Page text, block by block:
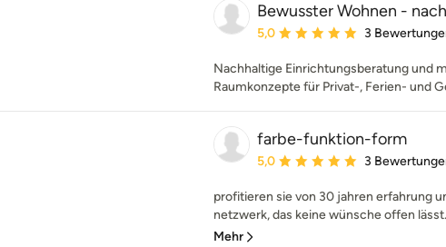
Bewusster Wohnen -
Durchschnittliche Bewertung: 5
5,0 3
Nachhaltige Einrichtungsberatung und
Raumkonzepte für Privat-, Ferien- und
farbe-funktion-form
Durchschnittliche Bewertung: 5
5,0 3
profitieren sie von 30 jahren erfahrung
netzwerk, das keine wünsche offen
Mehr